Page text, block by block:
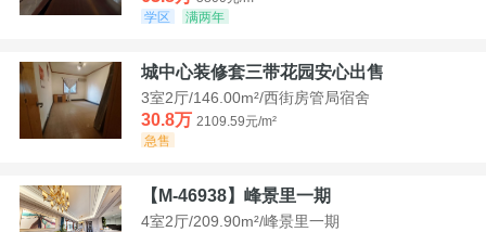
学区
满两年
城中心装修套三带花园安心出售
3室2厅/146.00m²/西街房管局宿舍
30.8万 2109.59元/m²
急售
【M-46938】峰景里一期
4室2厅/209.90m²/峰景里一期